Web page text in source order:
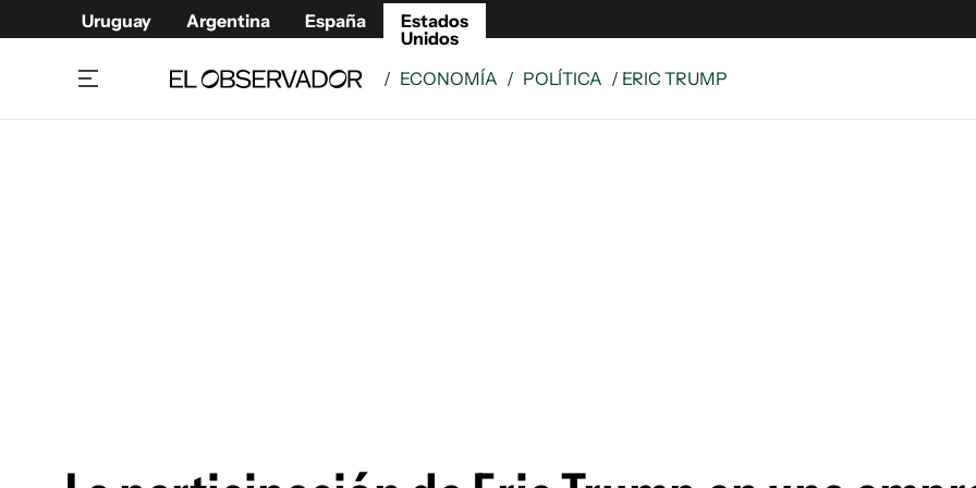
Uruguay Argentina España
Estados
Unidos
/ ECONOMÍA / POLÍTICA / ERIC TRUMP